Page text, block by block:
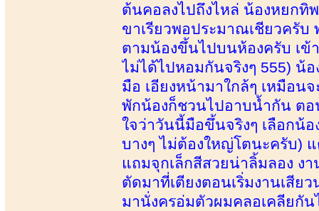
ต้นคอลงไปถึงไหล่ น้องหยกทิ
ขาเรียวพอประมาณเชียวครับ
ตามน้องขึ้นไปบนห้องครับ เ
ไม่ได้ไปหอมกันจริงๆ 555) น้
มือ เอียงหน้ามาใกล้ๆ เหมือ
พักน้องก็ชวนไปอาบน้ำกัน ตอ
ใจว่าวันนี้มือขึ้นจริงๆ เลือกน้อ
บางๆ ไม่ต้องใหญ่โตนะครับ)
แถมจุกเล็กสีสวยน่าลิ้มลอง ง
ตัดมาที่เตียงตอนเริ่มงานเสีย
มานั่งครอ่มตัวผมคลอเคลียกั